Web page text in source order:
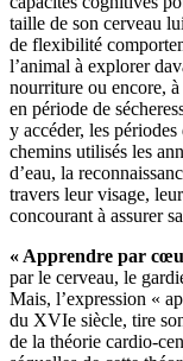
taille de son cerveau
de flexibilité
l’animal à explorer
nourriture ou encore, à
en période de
y accéder, les
chemins utilisés les
d’eau, la
travers leur visage,
concourant à assurer
« Apprendre par
par le cerveau, le
Mais, l’expression «
du XVIe siècle, tire
de la théorie cardio-